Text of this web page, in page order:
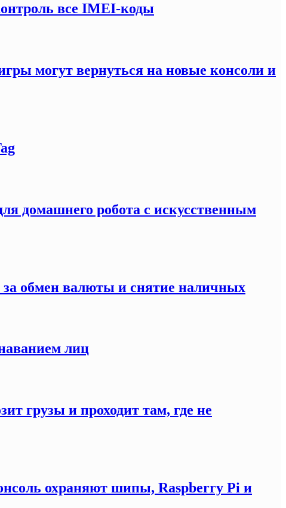
все IMEI-коды
могут вернуться на новые консоли и
домашнего робота с искусственным
за обмен валюты и снятие наличных
лиц
грузы и проходит там, где не
охраняют шипы, Raspberry Pi и